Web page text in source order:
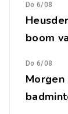
Do 6/08
boom
Do 6/08
Morgen